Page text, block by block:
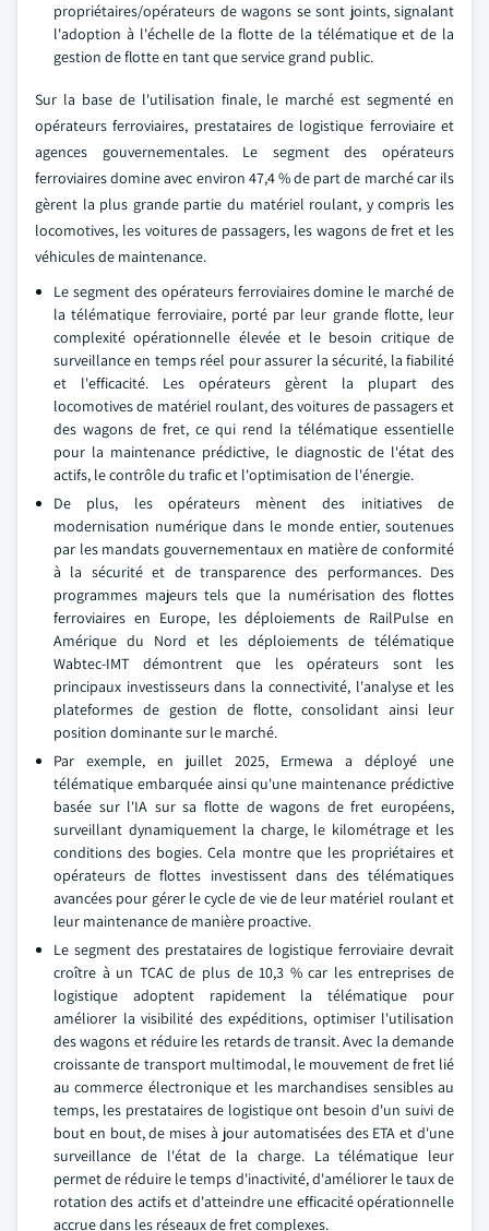
propriétaires/opérateurs de wagons se sont joints, signalant
l'adoption à l'échelle de la flotte de la télématique et de la
gestion de flotte en tant que service grand public.
Sur la base de l'utilisation finale, le marché est segmenté en
opérateurs ferroviaires, prestataires de logistique ferroviaire et
agences gouvernementales. Le segment des opérateurs
ferroviaires domine avec environ 47,4 % de part de marché car ils
gèrent la plus grande partie du matériel roulant, y compris les
locomotives, les voitures de passagers, les wagons de fret et les
véhicules de maintenance.
Le segment des opérateurs ferroviaires domine le marché de
la télématique ferroviaire, porté par leur grande flotte, leur
complexité opérationnelle élevée et le besoin critique de
surveillance en temps réel pour assurer la sécurité, la fiabilité
et l'efficacité. Les opérateurs gèrent la plupart des
locomotives de matériel roulant, des voitures de passagers et
des wagons de fret, ce qui rend la télématique essentielle
pour la maintenance prédictive, le diagnostic de l'état des
actifs, le contrôle du trafic et l'optimisation de l'énergie.
De plus, les opérateurs mènent des initiatives de
modernisation numérique dans le monde entier, soutenues
par les mandats gouvernementaux en matière de conformité
à la sécurité et de transparence des performances. Des
programmes majeurs tels que la numérisation des flottes
ferroviaires en Europe, les déploiements de RailPulse en
Amérique du Nord et les déploiements de télématique
Wabtec-IMT démontrent que les opérateurs sont les
principaux investisseurs dans la connectivité, l'analyse et les
plateformes de gestion de flotte, consolidant ainsi leur
position dominante sur le marché.
Par exemple, en juillet 2025, Ermewa a déployé une
télématique embarquée ainsi qu'une maintenance prédictive
basée sur l'IA sur sa flotte de wagons de fret européens,
surveillant dynamiquement la charge, le kilométrage et les
conditions des bogies. Cela montre que les propriétaires et
opérateurs de flottes investissent dans des télématiques
avancées pour gérer le cycle de vie de leur matériel roulant et
leur maintenance de manière proactive.
Le segment des prestataires de logistique ferroviaire devrait
croître à un TCAC de plus de 10,3 % car les entreprises de
logistique adoptent rapidement la télématique pour
améliorer la visibilité des expéditions, optimiser l'utilisation
des wagons et réduire les retards de transit. Avec la demande
croissante de transport multimodal, le mouvement de fret lié
au commerce électronique et les marchandises sensibles au
temps, les prestataires de logistique ont besoin d'un suivi de
bout en bout, de mises à jour automatisées des ETA et d'une
surveillance de l'état de la charge. La télématique leur
permet de réduire le temps d'inactivité, d'améliorer le taux de
rotation des actifs et d'atteindre une efficacité opérationnelle
accrue dans les réseaux de fret complexes.